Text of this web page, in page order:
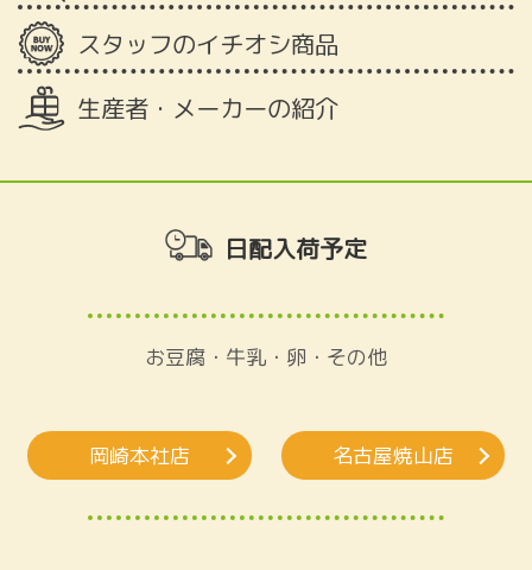
スタッフのイチオシ商品
生産者・メーカーの紹介
日配入荷予定
お豆腐・牛乳・卵・その他
岡崎本社店 名古屋焼山店